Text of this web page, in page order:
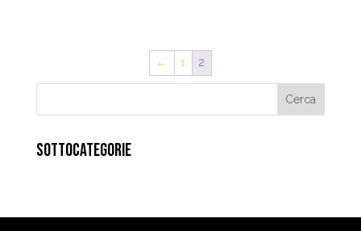
← 1 2
SOTTOCATEGORIE